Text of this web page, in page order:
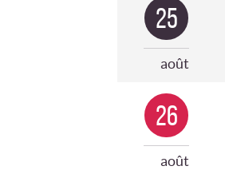
25
août
26
août